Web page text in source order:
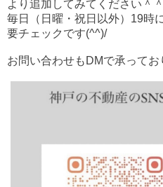
より追加してみてください＾＾
毎日（日曜・祝日以外）19時
要チェックです(^^)/
お問い合わせもDMで承って